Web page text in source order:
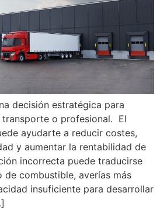
decisión estratégica para
transporte o profesional. El
ayudarte a reducir costes,
y aumentar la rentabilidad de
incorrecta puede traducirse
de combustible, averías más
insuficiente para desarrollar